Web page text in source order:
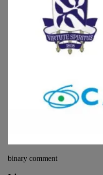
binary comment